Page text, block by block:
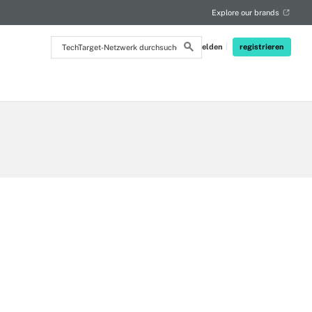
TechTarget-
Netzwerk
Anmelden registrieren
Explore our brands